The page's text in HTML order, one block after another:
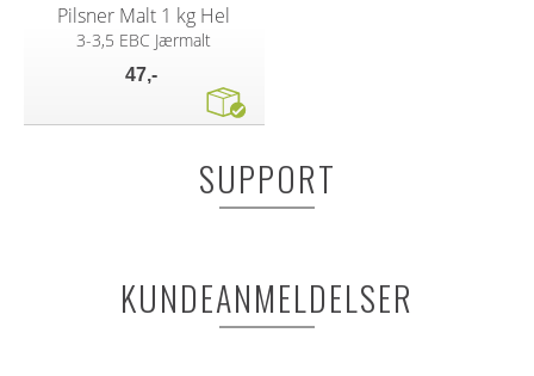
Pilsner Malt 1 kg Hel
3-3,5 EBC Jærmalt
47,-
SUPPORT
KUNDEANMELDELSER